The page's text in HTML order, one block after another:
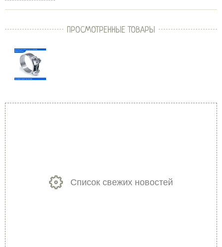
ПРОСМОТРЕННЫЕ ТОВАРЫ
Список свежих новостей